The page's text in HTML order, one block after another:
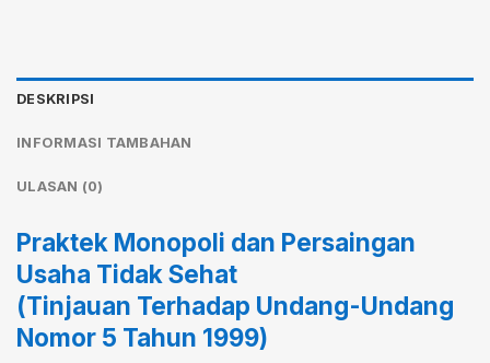
DESKRIPSI
INFORMASI TAMBAHAN
ULASAN (0)
Praktek Monopoli dan Persaingan
Usaha Tidak Sehat
(Tinjauan Terhadap Undang-Undang
Nomor 5 Tahun 1999)